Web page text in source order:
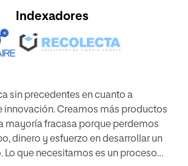
Indexadores
sin precedentes en cuanto a
innovación. Creamos más productos
mayoría fracasa porque perdemos
dinero y esfuerzo en desarrollar un
Lo que necesitamos es un proceso